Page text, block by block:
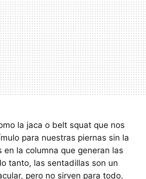
la jaca o belt squat que nos
para nuestras piernas sin la
en la columna que generan las
tanto, las sentadillas son un
pero no sirven para todo.